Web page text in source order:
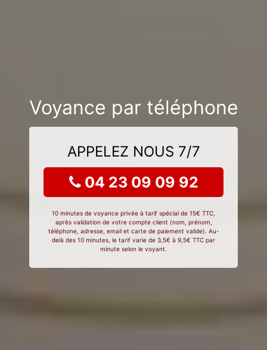
Voyance par téléphone
APPELEZ NOUS 7/7
04 23 09 09 92
10 minutes de voyance privée à tarif spécial de 15€ TTC,
après validation de votre compte client (nom, prénom,
téléphone, adresse, email et carte de paiement valide). Au-
delà des 10 minutes, le tarif varie de 3,5€ à 9,5€ TTC par
minute selon le voyant.